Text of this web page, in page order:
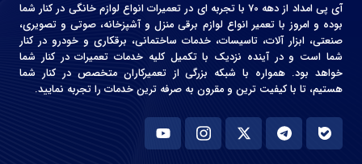
آی پی امداد از دهه 70 با تجربه ای در تعمیرات انواع لوازم خانگی در کنار شما
بوده و امروز با تعمیر انواع لوازم برقی منزل و آشپزخانه، صوتی و‌ تصویری،
صنعتی، ابزار آلات، تاسیسات، خدمات ساختمانی، برقکاری و خودرو در کنار
شما است و در آینده نزدیک با تکمیل کلیه خدمات تعمیرات در کنار شما
خواهد بود. همواره با شبکه بزرگی از تعمیرکاران متخصص در کنار شما
هستیم، تا با کیفیت ترین و مقرون به صرفه ترین خدمات را تجربه نمایید.